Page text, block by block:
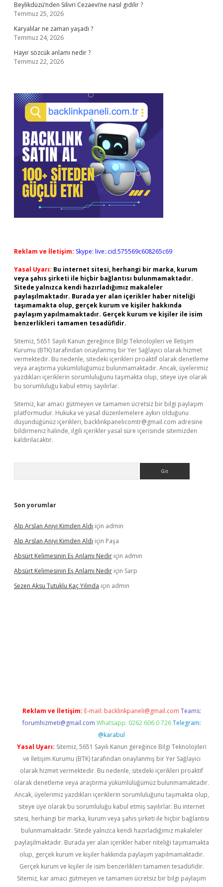
Beylikdüzü’nden Silivri Cezaevi’ne nasıl gidilir ?
Temmuz 25, 2026
Karyalılar ne zaman yaşadı ?
Temmuz 24, 2026
Hayır sözcük anlamı nedir ?
Temmuz 22, 2026
Reklam ve İletişim: Skype: live:.cid.575569c608265c69
Yasal Uyarı: Bu internet sitesi, herhangi bir marka, kurum
veya şahıs şirketi ile hiçbir bağlantısı bulunmamaktadır.
Sitede yalnızca kendi hazırladığımız makaleler
paylaşılmaktadır. Burada yer alan içerikler haber niteliği
taşımamakta olup, gerçek kurum ve kişiler hakkında
paylaşım yapılmamaktadır. Gerçek kurum ve kişiler ile isim
benzerlikleri tamamen tesadüfidir.
Sitemiz, 5651 Sayılı Kanun gereğince Bilgi Teknolojileri ve İletişim
Kurumu (BTK) tarafından onaylanmış bir Yer Sağlayıcı olarak hizmet
vermektedir. Bu nedenle, sitedeki içerikleri proaktif olarak denetleme
veya araştırma yükümlülüğümüz bulunmamaktadır. Ancak, üyelerimiz
yazdıkları içeriklerin sorumluluğunu taşımakta olup, siteye üye olarak
bu sorumluluğu kabul etmiş sayılırlar.
Sitemiz, kar amacı gütmeyen ve tamamen ücretsiz bir bilgi paylaşım
platformudur. Hukuka ve yasal düzenlemelere aykırı olduğunu
düşündüğünüz içerikleri, backlinkpanelicomtr@gmail.com adresine
bildirmeniz halinde, ilgili içerikler yasal süre içerisinde sitemizden
kaldırılacaktır.
Son yorumlar
Alp Arslan Aniyi Kimden Aldı için admin
Alp Arslan Aniyi Kimden Aldı için Paşa
Absürt Kelimesinin Eş Anlamı Nedir için admin
Absürt Kelimesinin Eş Anlamı Nedir için Sarp
Sezen Aksu Tutuklu Kaç Yılında için admin
Reklam ve İletişim: E-mail: backlinkpaneli@gmail.com Teams:
forumhizmeti@gmail.com Whatsapp: 0262 606 0 726 Telegram:
@karabul
Yasal Uyarı: Sitemiz, 5651 Sayılı Kanun gereğince Bilgi Teknolojileri
ve İletişim Kurumu (BTK) tarafından onaylanmış bir Yer Sağlayıcı
olarak hizmet vermektedir. Bu nedenle, sitedeki içerikleri proaktif
olarak denetleme veya araştırma yükümlülüğümüz bulunmamaktadır.
Ancak, üyelerimiz yazdıkları içeriklerin sorumluluğunu taşımakta olup,
siteye üye olarak bu sorumluluğu kabul etmiş sayılırlar. Bu internet
sitesi, herhangi bir marka, kurum veya şahıs şirketi ile hiçbir bağlantısı
bulunmamaktadır. Sitede yalnızca kendi hazırladığımız makaleler
paylaşılmaktadır. Burada yer alan içerikler haber niteliği taşımamakta
olup, gerçek kurum ve kişiler hakkında paylaşım yapılmamaktadır.
Gerçek kurum ve kişiler ile isim benzerlikleri tamamen tesadüfidir.
Sitemiz, kar amacı gütmeyen ve tamamen ücretsiz bir bilgi paylaşım